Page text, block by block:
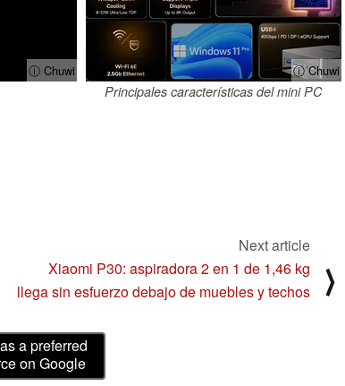
ⓘ Chuwi ⓘ Chuwi
Principales características del mini PC
Next article
Xiaomi P30: aspiradora 2 en 1 de 1,46 kg
llega sin esfuerzo debajo de muebles y techos
⟩
a preferred
on Google